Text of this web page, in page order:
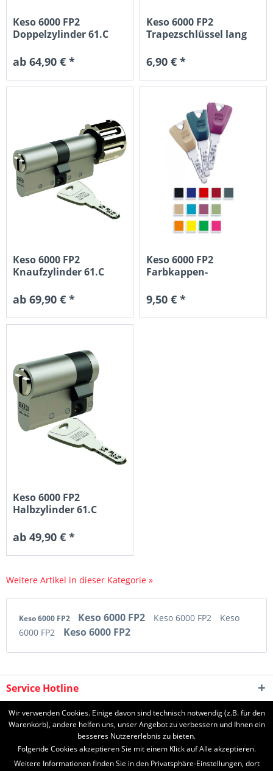
Keso 6000 FP2
Doppelzylinder 61.C
ab 64,90 € *
Keso 6000 FP2
Trapezschlüssel lang
6,90 € *
Keso 6000 FP2
Farbkappen-
9,50 € *
Keso 6000 FP2
Knaufzylinder 61.C
ab 69,90 € *
Keso 6000 FP2
Halbzylinder 61.C
ab 49,90 € *
Weitere Artikel in dieser Kategorie »
Keso 6000 FP2 Keso 6000 FP2 Keso 6000 FP2
Keso
6000 FP2
Keso 6000 FP2
Service Hotline
Shop Service
Wir verwenden Cookies. Einige davon sind technisch notwendig (z.B. für den
Warenkorb), andere helfen uns, unser Angebot zu verbessern und Ihnen ein
besseres Nutzererlebnis zu bieten.
Folgende Cookies akzeptieren Sie mit einem Klick auf Alle akzeptieren.
Weitere Informationen finden Sie in den Privatsphäre-Einstellungen, dort